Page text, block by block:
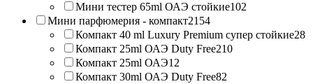
Мини тестер 65ml ОАЭ стойкие102
Мини парфюмерия - компакт2154
Компакт 40 ml Luxury Premium супер стойкие28
Компакт 25ml ОАЭ Duty Free210
Компакт 25ml ОАЭ12
Компакт 30ml ОАЭ Duty Free82